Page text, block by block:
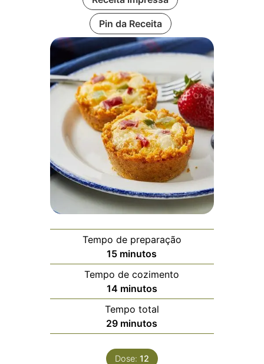
Pin da Receita
Tempo de preparação
15minutos
minutos
Tempo de cozimento
14minutos
minutos
Tempo total
29minutos
minutos
Dose: 12